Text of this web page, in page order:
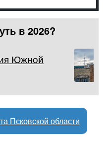
в 2026?
Южной
Псковской области